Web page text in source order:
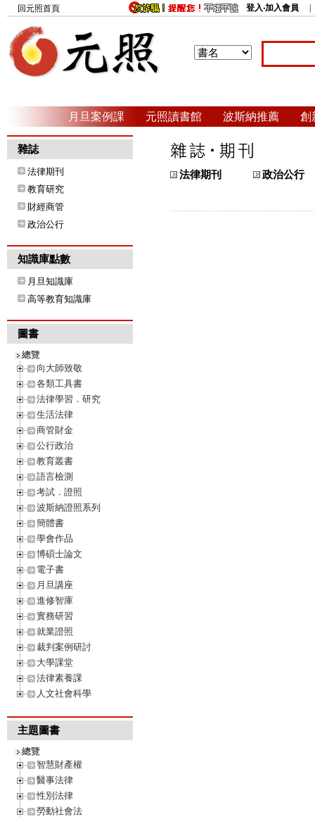
回元照首頁 登入‧加入會員
月旦案例課 元照讀書館 波斯納推薦 創
雜誌
法律期刊
教育研究
財經商管
政治公行
知識庫點數
月旦知識庫
高等教育知識庫
圖書
總覽
向大師致敬
各類工具書
法律學習．研究
生活法律
商管財金
公行政治
教育叢書
語言檢測
考試．證照
波斯納證照系列
簡體書
學會作品
博碩士論文
電子書
月旦講座
進修智庫
實務研習
就業證照
裁判案例研討
大學課堂
法律素養課
人文社會科學
主題圖書
總覽
智慧財產權
醫事法律
性別法律
勞動社會法
法律期刊 政治公行